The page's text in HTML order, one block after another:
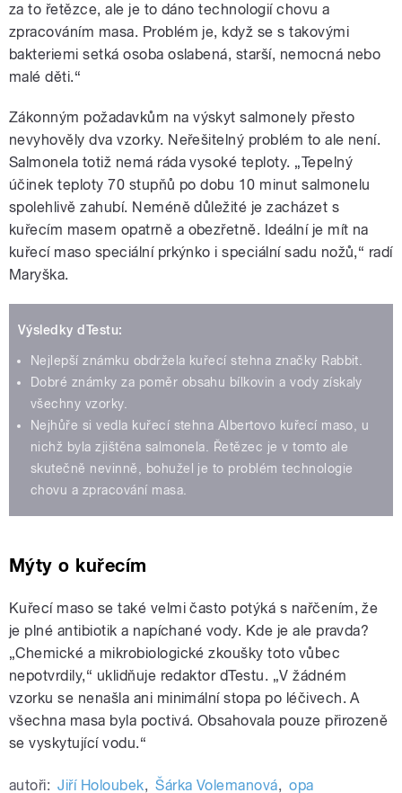
za to řetězce, ale je to dáno technologií chovu a
zpracováním masa. Problém je, když se s takovými
bakteriemi setká osoba oslabená, starší, nemocná nebo
malé děti.“
Zákonným požadavkům na výskyt salmonely přesto
nevyhověly dva vzorky. Neřešitelný problém to ale není.
Salmonela totiž nemá ráda vysoké teploty. „Tepelný
účinek teploty 70 stupňů po dobu 10 minut salmonelu
spolehlivě zahubí. Neméně důležité je zacházet s
kuřecím masem opatrně a obezřetně. Ideální je mít na
kuřecí maso speciální prkýnko i speciální sadu nožů,“ radí
Maryška.
Výsledky dTestu:
Nejlepší známku obdržela kuřecí stehna značky Rabbit.
Dobré známky za poměr obsahu bílkovin a vody získaly
všechny vzorky.
Nejhůře si vedla kuřecí stehna Albertovo kuřecí maso, u
nichž byla zjištěna salmonela. Řetězec je v tomto ale
skutečně nevinně, bohužel je to problém technologie
chovu a zpracování masa.
Mýty o kuřecím
Kuřecí maso se také velmi často potýká s nařčením, že
je plné antibiotik a napíchané vody. Kde je ale pravda?
„Chemické a mikrobiologické zkoušky toto vůbec
nepotvrdily,“ uklidňuje redaktor dTestu. „V žádném
vzorku se nenašla ani minimální stopa po léčivech. A
všechna masa byla poctivá. Obsahovala pouze přirozeně
se vyskytující vodu.“
autoři: Jiří Holoubek, Šárka Volemanová, opa